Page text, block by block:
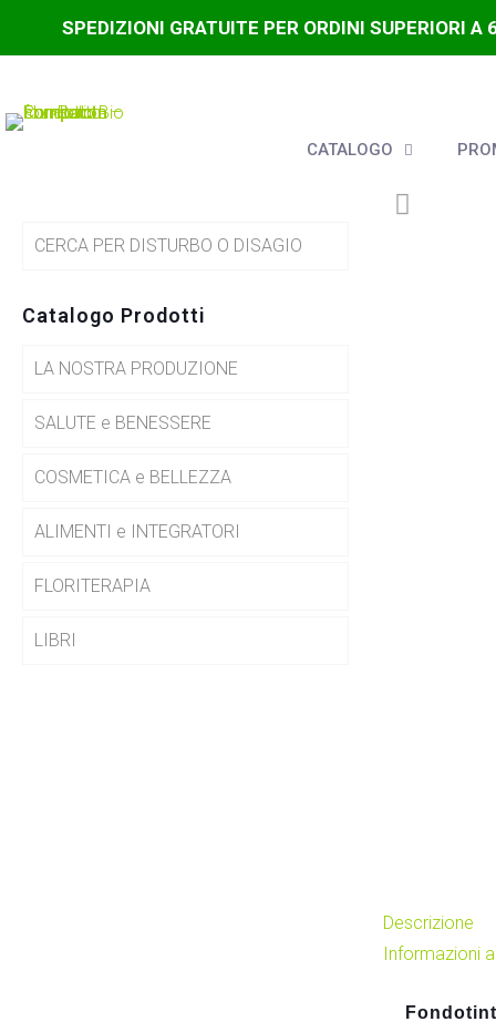
SPEDIZIONI GRATUITE PER ORDINI SUPERIORI A
CATALOGO
Descrizione
Informazioni
CERCA PER DISTURBO O DISAGIO
Catalogo Prodotti
LA NOSTRA PRODUZIONE
SALUTE e BENESSERE
COSMETICA e BELLEZZA
ALIMENTI e INTEGRATORI
FLORITERAPIA
LIBRI